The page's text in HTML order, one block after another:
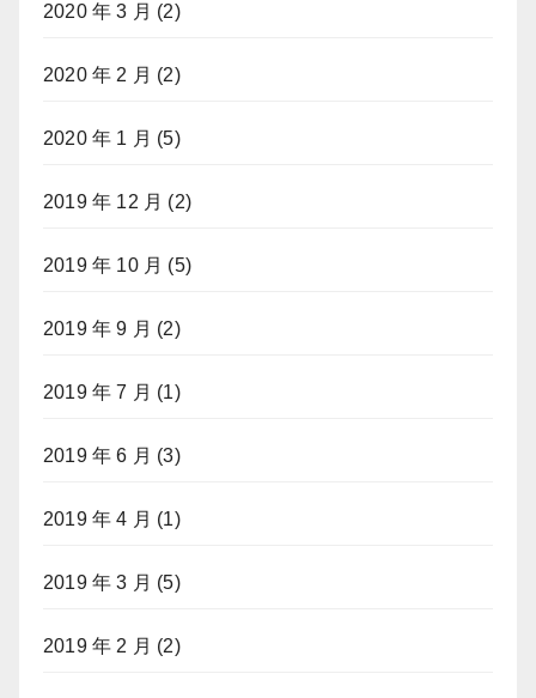
2020 年 3 月 (2)
2020 年 2 月 (2)
2020 年 1 月 (5)
2019 年 12 月 (2)
2019 年 10 月 (5)
2019 年 9 月 (2)
2019 年 7 月 (1)
2019 年 6 月 (3)
2019 年 4 月 (1)
2019 年 3 月 (5)
2019 年 2 月 (2)